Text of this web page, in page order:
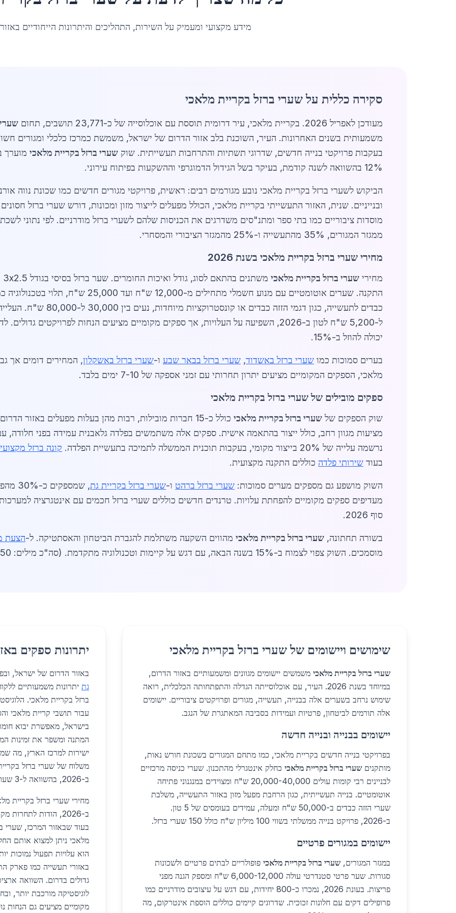
מידע מקצועי ומעמיק על השירות, התהליכים והיתרונות הייחודיים
סקירה כללית על שערי ברזל בקריית מלאכי
מעודכן לאפריל 2026. בקריית מלאכי, עיר דרומית תוססת עם אוכלוסייה של כ-23,771 תושבים, תחום
משמעותית בשנים האחרונות. העיר, השוכנת בלב אזור הדרום של ישראל, משמשת כמרכז כלכלי ומגורים
בעקבות פרויקטי בנייה חדשים, שדרוגי תשתיות והתרחבות תעשייתית. שוק שערי ברזל בקריית מלאכי
12% בהשוואה לשנה קודמת, בעיקר בשל הגידול הדמוגרפי וההשקעות בפיתוח עירוני.
הביקוש לשערי ברזל בקריית מלאכי נובע מגורמים רבים: ראשית, פרויקטי מגורים חדשים כמו שכונת נווה
ובנייניים. שנית, האזור התעשייתי בקריית מלאכי, הכולל מפעלים לייצור מזון ומכונות, דורש שערי ברזל
ממגזר המגורים, 35% מהתעשייה ו-25% מהמגזר הציבורי והמסחרי.
מחירי שערי ברזל בקריית מלאכי בשנת 2026
מחירי שערי ברזל בקריית מלאכי
התקנה. שערים אוטומטיים עם מנוע חשמלי
כבדים לתעשייה, כגון דגמי הזזה
יכולה להוזל ב-15%.
בערים סמוכות כמו שערי ברזל באשדוד, שערי ברזל בבאר שבע ו-שערי ברזל באשקלון, המחירים דומים אך
מלאכי, הספקים המקומיים מציעים יתרון תחרותי עם זמני אספקה של 7-10 ימים בלבד.
ספקים מובילים של שערי ברזל בקריית מלאכי
שוק הספקים של שערי ברזל בקריית מלאכי כולל כ-15 חברות מובילות, רבות מהן בעלות מפעלים באזור
נרשמה עלייה של 20% בייצור מקומי, בעקבות תוכנית הממשלה לתמיכה בתעשיית הפלדה.
קונה ברזל מקצועי
בעוד שירותי פלדה כוללים התקנה מקצועית.
השוק מושפע גם מספקים מערים סמוכות: שערי ברזל ברהט ו-שערי ברזל בקריית גת ,
סוף 2026.
בשורה תחתונה, שערי ברזל בקריית מלאכי מהווים השקעה משתלמת להגברת הביטחון והאסתטיקה. ל-הצעת
מוסמכים. השוק צפוי לצמוח ב-15% בשנה הבאה, עם דגש על קיימות וטכנולוגיה מתקדמת. (סה"כ מילים: 1,450)
שימושים ויישומים של שערי ברזל בקריית מלאכי
שערי ברזל בקריית מלאכי משמשים יישומים מגוונים ומשמעותיים באזור הדרום,
במיוחד בשנת 2026. העיר, עם אוכלוסייתה הגדלה והתפתחותה הכלכלית, רואה
שימוש נרחב בשערים אלה בבנייה, תעשייה, מגורים ופרויקטים ציבוריים. יישומים
אלה תורמים לביטחון, פרטיות ועמידות בסביבה המאתגרת של הנגב.
יישומים בבנייה ובנייה חדשה
בפרויקטי בנייה חדשים בקריית מלאכי, כמו מתחם המגורים בשכונת חורש נאות,
מותקנים שערי ברזל בקריית מלאכי כחלק אינטגרלי מהתכנון. שערי כניסה מרכזיים
לבניינים רבי קומות עולים 20,000-40,000 ש"ח ומצוידים במנגנוני פתיחה
אוטומטיים. בנייה תעשייתית, כגון הרחבת מפעל מזון באזור התעשייה, משלבת
שערי הזזה כבדים ב-50,000 ש"ח ומעלה, עמידים בעומסים של 5 טון.
ב-2026, פרויקט בנייה ממשלתי בשווי 100 מיליון ש"ח כולל 150 שערי ברזל.
יישומים במגורים פרטיים
במגזר המגורים, שערי ברזל בקריית מלאכי פופולריים לבתים פרטיים ולשכונות
סגורות. שער פרטי סטנדרטי עולה 6,000-12,000 ש"ח ומספק הגנה מפני
פריצות. בעונת 2026, נמכרו כ-800 יחידות, עם דגש על עיצובים מודרניים כמו
פרופילים דקים עם חלונות זכוכית. שדרוגים קיימים כוללים הוספת אינטרקום, מה
יתרונות ספקים
באזור הדרום של ישראל,
גת יתרונות משמעותיים
ברזל בקריית מלאכי.
עבור תושבי קריית מלאכי
בישראל, מאפשרת יבוא
ישירות למרכז הארץ, מה
ב-2026, בהשוואה ל-3 שעות ומעלה מאזורים מרוחקים יותר.
ב-2026, הודות
הוא עלויות תפעול נמוכות
באזורי תעשייה כמו פארק
מקומיים מציעים גם הנחות